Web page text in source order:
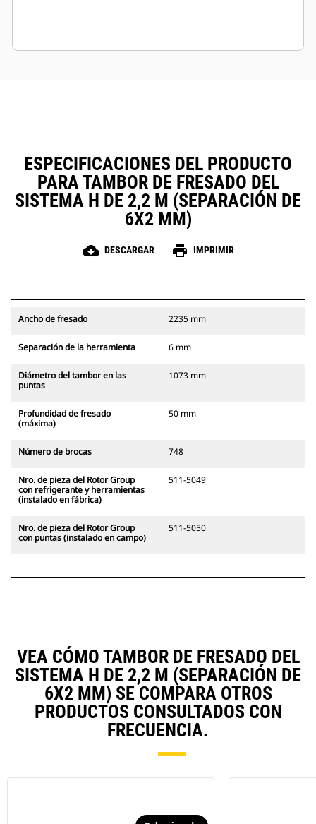
ESPECIFICACIONES DEL PRODUCTO
PARA TAMBOR DE FRESADO DEL
SISTEMA H DE 2,2 M (SEPARACIÓN DE
6X2 MM)
cloud_download DESCARGAR print IMPRIMIR
Ancho de fresado 2235 mm
Separación de la herramienta 6 mm
Diámetro del tambor en las
puntas
1073 mm
Profundidad de fresado
(máxima)
50 mm
Número de brocas 748
Nro. de pieza del Rotor Group
con refrigerante y herramientas
(instalado en fábrica)
511-5049
Nro. de pieza del Rotor Group
con puntas (instalado en campo)
511-5050
VEA CÓMO TAMBOR DE FRESADO DEL
SISTEMA H DE 2,2 M (SEPARACIÓN DE
6X2 MM) SE COMPARA OTROS
PRODUCTOS CONSULTADOS CON
FRECUENCIA.